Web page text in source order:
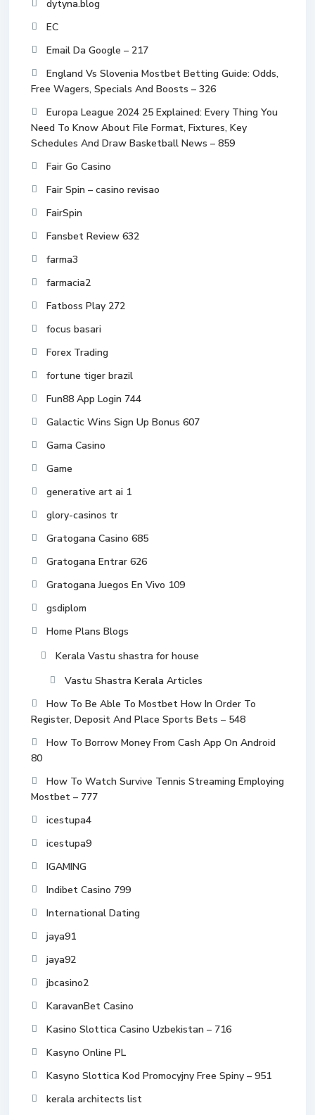
dytyna.blog
EC
Email Da Google – 217
England Vs Slovenia Mostbet Betting Guide: Odds,
Free Wagers, Specials And Boosts – 326
Europa League 2024 25 Explained: Every Thing You
Need To Know About File Format, Fixtures, Key
Schedules And Draw Basketball News – 859
Fair Go Casino
Fair Spin – casino revisao
FairSpin
Fansbet Review 632
farma3
farmacia2
Fatboss Play 272
focus basari
Forex Trading
fortune tiger brazil
Fun88 App Login 744
Galactic Wins Sign Up Bonus 607
Gama Casino
Game
generative art ai 1
glory-casinos tr
Gratogana Casino 685
Gratogana Entrar 626
Gratogana Juegos En Vivo 109
gsdiplom
Home Plans Blogs
Kerala Vastu shastra for house
Vastu Shastra Kerala Articles
How To Be Able To Mostbet How In Order To
Register, Deposit And Place Sports Bets – 548
How To Borrow Money From Cash App On Android
80
How To Watch Survive Tennis Streaming Employing
Mostbet – 777
icestupa4
icestupa9
IGAMING
Indibet Casino 799
International Dating
jaya91
jaya92
jbcasino2
KaravanBet Casino
Kasino Slottica Casino Uzbekistan – 716
Kasyno Online PL
Kasyno Slottica Kod Promocyjny Free Spiny – 951
kerala architects list